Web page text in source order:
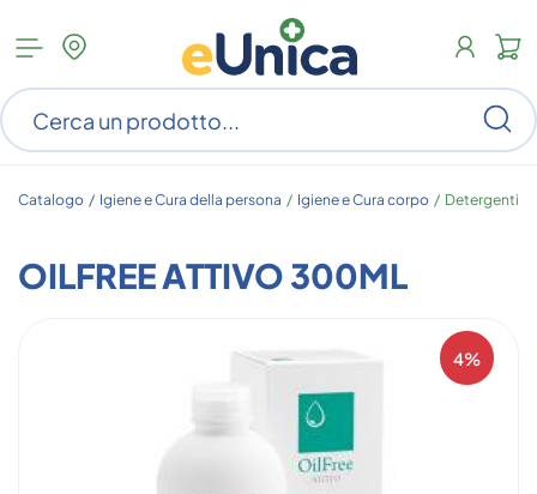
Apri
menu
categorie
Catalogo / Igiene e Cura della persona / Igiene e Cura corpo / Detergenti
OILFREE ATTIVO 300ML
4%